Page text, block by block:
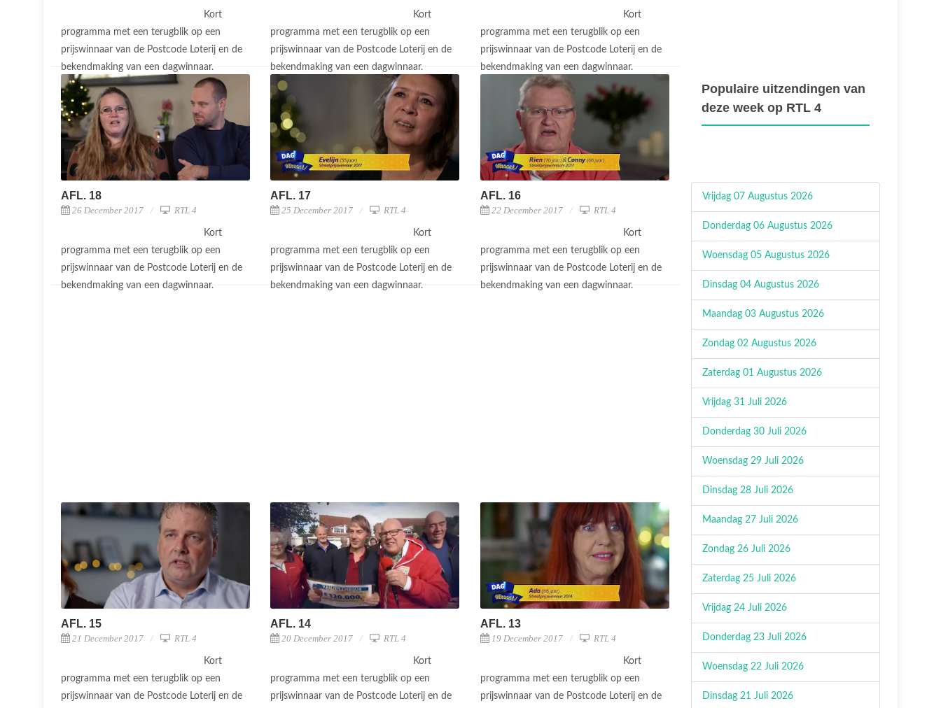
Kort
programma met een terugblik op een
prijswinnaar van de Postcode Loterij en de
bekendmaking van een dagwinnaar.
Kort
programma met een terugblik op een
prijswinnaar van de Postcode Loterij en de
bekendmaking van een dagwinnaar.
Kort
programma met een terugblik op een
prijswinnaar van de Postcode Loterij en de
bekendmaking van een dagwinnaar.
AFL. 18
26 December 2017 RTL 4
Kort
programma met een terugblik op een
prijswinnaar van de Postcode Loterij en de
bekendmaking van een dagwinnaar.
AFL. 17
25 December 2017 RTL 4
Kort
programma met een terugblik op een
prijswinnaar van de Postcode Loterij en de
bekendmaking van een dagwinnaar.
AFL. 16
22 December 2017 RTL 4
Kort
programma met een terugblik op een
prijswinnaar van de Postcode Loterij en de
bekendmaking van een dagwinnaar.
AFL. 15
21 December 2017 RTL 4
Kort
programma met een terugblik op een
prijswinnaar van de Postcode Loterij en de
AFL. 14
20 December 2017 RTL 4
Kort
programma met een terugblik op een
prijswinnaar van de Postcode Loterij en de
AFL. 13
19 December 2017 RTL 4
Kort
programma met een terugblik op een
prijswinnaar van de Postcode Loterij en de
Populaire uitzendingen van
deze week op RTL 4
Vrijdag 07 Augustus 2026
Donderdag 06 Augustus 2026
Woensdag 05 Augustus 2026
Dinsdag 04 Augustus 2026
Maandag 03 Augustus 2026
Zondag 02 Augustus 2026
Zaterdag 01 Augustus 2026
Vrijdag 31 Juli 2026
Donderdag 30 Juli 2026
Woensdag 29 Juli 2026
Dinsdag 28 Juli 2026
Maandag 27 Juli 2026
Zondag 26 Juli 2026
Zaterdag 25 Juli 2026
Vrijdag 24 Juli 2026
Donderdag 23 Juli 2026
Woensdag 22 Juli 2026
Dinsdag 21 Juli 2026